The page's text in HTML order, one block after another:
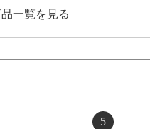
一覧を見る
5